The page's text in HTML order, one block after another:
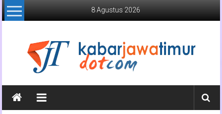
Lompat
ke
8 Agustus 2026
Kabar
Jawa